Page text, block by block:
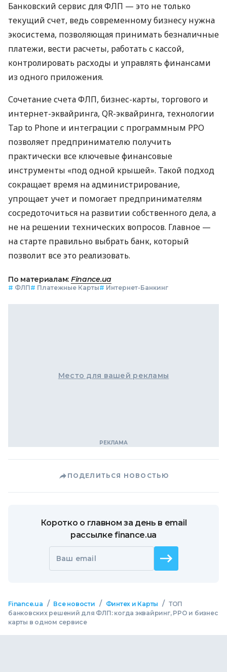
Банковский сервис для ФЛП — это не только
текущий счет, ведь современному бизнесу нужна
экосистема, позволяющая принимать безналичные
платежи, вести расчеты, работать с кассой,
контролировать расходы и управлять финансами
из одного приложения.
Сочетание счета ФЛП, бизнес-карты, торгового и
интернет-эквайринга, QR-эквайринга, технологии
Tap to Phone и интеграции с программным РРО
позволяет предпринимателю получить
практически все ключевые финансовые
инструменты «под одной крышей». Такой подход
сокращает время на администрирование,
упрощает учет и помогает предпринимателям
сосредоточиться на развитии собственного дела, а
не на решении технических вопросов. Главное —
на старте правильно выбрать банк, который
позволит все это реализовать.
По материалам: Finance.ua
# ФЛП# Платежные Карты# Интернет-Банкинг
Место для вашей рекламы
ПОДЕЛИТЬСЯ НОВОСТЬЮ
Коротко о главном за день в email
рассылке finance.ua
Ваш email
Finance.ua / Все новости / Финтех и Карты / ТОП
банковских решений для ФЛП: когда эквайринг, РРО и бизнес
карты в одном сервисе